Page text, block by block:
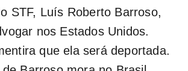
STF, Luís Roberto Barroso,
nos Estados Unidos.
que ela será deportada.